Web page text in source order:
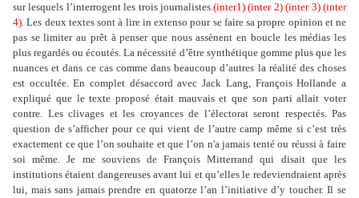
sur lesquels l’interrogent les trois journalistes.(inter1) (inter 2) (inter 3) (inter
4).Les deux textes sont à lire in extenso pour se faire sa propre opinion et ne
pas se limiter au prêt à penser que nous assènent en boucle les médias les
plus regardés ou écoutés. La nécessité d’être synthétique gomme plus que les
nuances et dans ce cas comme dans beaucoup d’autres la réalité des choses
est occultée. En complet désaccord avec Jack Lang, François Hollande a
expliqué que le texte proposé était mauvais et que son parti allait voter
contre. Les clivages et les croyances de l’électorat seront respectés. Pas
question de s’afficher pour ce qui vient de l’autre camp même si c’est très
exactement ce que l’on souhaite et que l’on n'a jamais tenté ou réussi à faire
soi même. Je me souviens de François Mitterrand qui disait que les
institutions étaient dangereuses avant lui et qu’elles le redeviendraient après
lui, mais sans jamais prendre en quatorze l’an l’initiative d’y toucher. Il se